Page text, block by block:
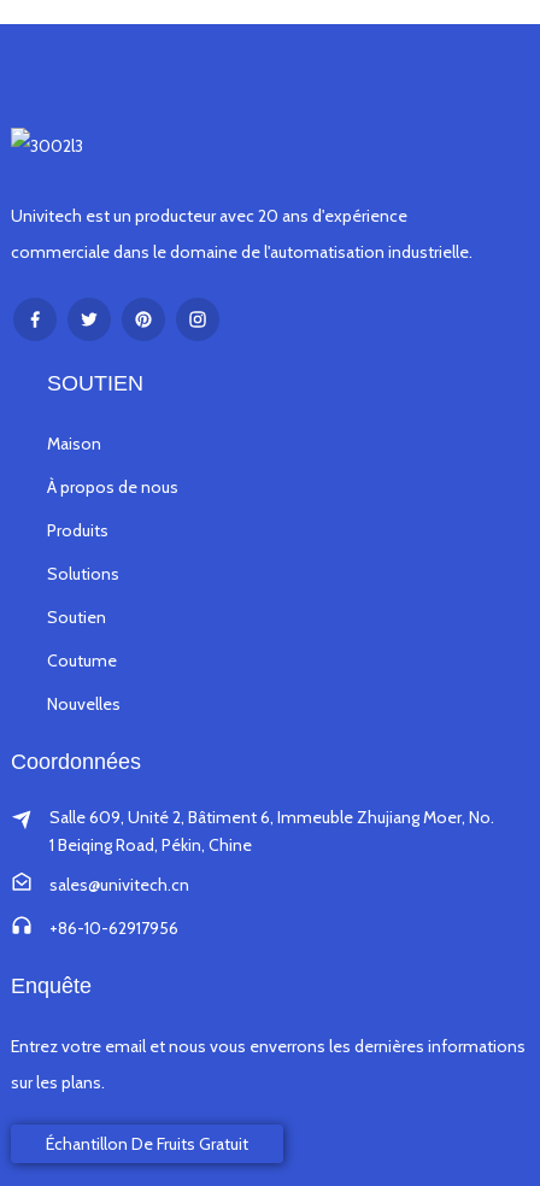
Univitech est un producteur avec 20 ans d'expérience
commerciale dans le domaine de l'automatisation industrielle.
SOUTIEN
Maison
À propos de nous
Produits
Solutions
Soutien
Coutume
Nouvelles
Coordonnées
Salle 609, Unité 2, Bâtiment 6, Immeuble Zhujiang Moer, No.
1 Beiqing Road, Pékin, Chine
sales@univitech.cn
+86-10-62917956
Enquête
Entrez votre email et nous vous enverrons les dernières informations
sur les plans.
Échantillon De Fruits Gratuit